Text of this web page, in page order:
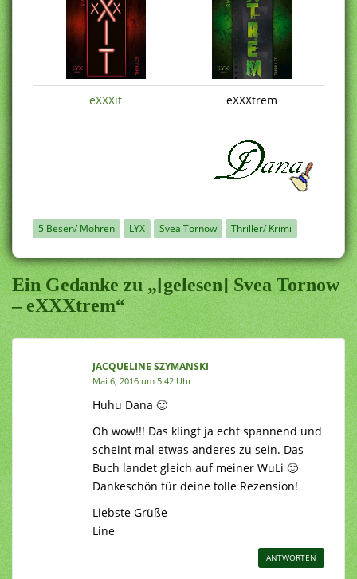
eXXXit eXXXtrem
5 Besen/ Möhren LYX Svea Tornow Thriller/ Krimi
Ein Gedanke zu „[gelesen] Svea Tornow
– eXXXtrem“
JACQUELINE SZYMANSKI
Mai 6, 2016 um 5:42 Uhr
Huhu Dana 🙂
Oh wow!!! Das klingt ja echt spannend und
scheint mal etwas anderes zu sein. Das
Buch landet gleich auf meiner WuLi 🙂
Dankeschön für deine tolle Rezension!
Liebste Grüße
Line
ANTWORTEN